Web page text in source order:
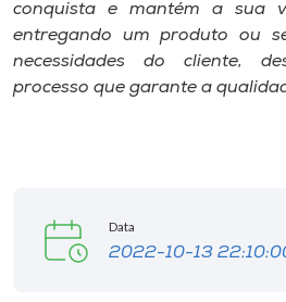
conquista e mantém a sua
entregando um produto ou
necessidades do cliente,
processo que garante a
Data
2022-10-13